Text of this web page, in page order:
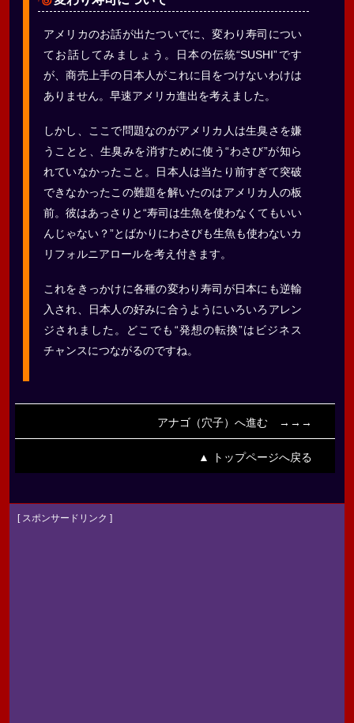
アメリカのお話が出たついでに、変わり寿司につい
てお話してみましょう。日本の伝統“SUSHI”です
が、商売上手の日本人がこれに目をつけないわけは
ありません。早速アメリカ進出を考えました。
しかし、ここで問題なのがアメリカ人は生臭さを嫌
うことと、生臭みを消すために使う“わさび”が知ら
れていなかったこと。日本人は当たり前すぎて突破
できなかったこの難題を解いたのはアメリカ人の板
前。彼はあっさりと“寿司は生魚を使わなくてもいい
んじゃない？”とばかりにわさびも生魚も使わないカ
リフォルニアロールを考え付きます。
これをきっかけに各種の変わり寿司が日本にも逆輸
入され、日本人の好みに合うようにいろいろアレン
ジされました。どこでも“発想の転換”はビジネス
チャンスにつながるのですね。
アナゴ（穴子）へ進む →→→
▲ トップページへ戻る
[ スポンサードリンク ]